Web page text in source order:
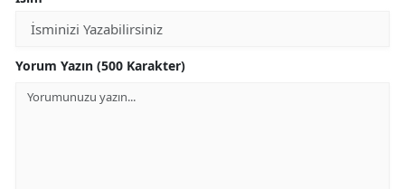
Yorum Yazın (500 Karakter)